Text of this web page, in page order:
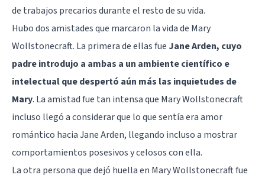
de trabajos precarios durante el resto de su vida.
Hubo dos amistades que marcaron la vida de Mary
Wollstonecraft. La primera de ellas fue Jane Arden, cuyo
padre introdujo a ambas a un ambiente científico e
intelectual que despertó aún más las inquietudes de
Mary. La amistad fue tan intensa que Mary Wollstonecraft
incluso llegó a considerar que lo que sentía era amor
romántico hacia Jane Arden, llegando incluso a mostrar
comportamientos posesivos y celosos con ella.
La otra persona que dejó huella en Mary Wollstonecraft fue